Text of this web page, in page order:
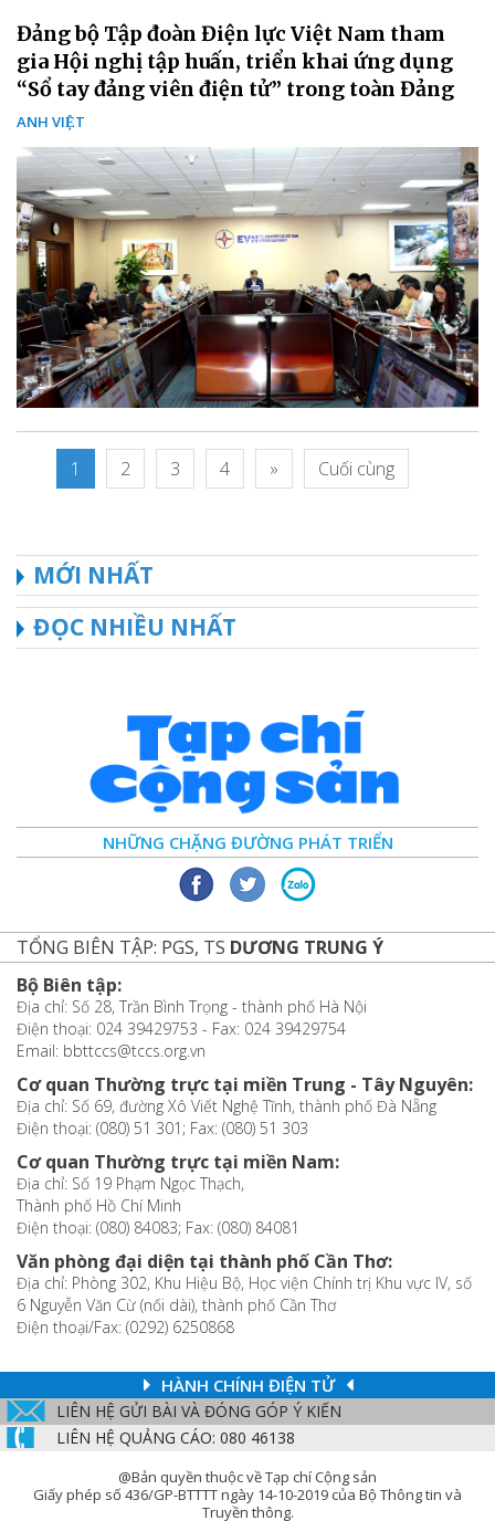
Đảng bộ Tập đoàn Điện lực Việt Nam tham
gia Hội nghị tập huấn, triển khai ứng dụng
“Sổ tay đảng viên điện tử” trong toàn Đảng
ANH VIỆT
1 2 3 4 » Cuối cùng
MỚI NHẤT
ĐỌC NHIỀU NHẤT
NHỮNG CHẶNG ĐƯỜNG PHÁT TRIỂN
TỔNG BIÊN TẬP: PGS, TS DƯƠNG TRUNG Ý
Bộ Biên tập:
Địa chỉ: Số 28, Trần Bình Trọng - thành phố Hà Nội
Điện thoại: 024 39429753 - Fax: 024 39429754
Email: bbttccs@tccs.org.vn
Cơ quan Thường trực tại miền Trung - Tây Nguyên:
Địa chỉ: Số 69, đường Xô Viết Nghệ Tĩnh, thành phố Đà Nẵng
Điện thoại: (080) 51 301; Fax: (080) 51 303
Cơ quan Thường trực tại miền Nam:
Địa chỉ: Số 19 Phạm Ngọc Thạch,
Thành phố Hồ Chí Minh
Điện thoại: (080) 84083; Fax: (080) 84081
Văn phòng đại diện tại thành phố Cần Thơ:
Địa chỉ: Phòng 302, Khu Hiệu Bộ, Học viện Chính trị Khu vực IV, số
6 Nguyễn Văn Cừ (nối dài), thành phố Cần Thơ
Điện thoại/Fax: (0292) 6250868
HÀNH CHÍNH ĐIỆN TỬ
LIÊN HỆ GỬI BÀI VÀ ĐÓNG GÓP Ý KIẾN
LIÊN HỆ QUẢNG CÁO: 080 46138
@Bản quyền thuộc về Tạp chí Cộng sản
Giấy phép số 436/GP-BTTTT ngày 14-10-2019 của Bộ Thông tin và
Truyền thông.